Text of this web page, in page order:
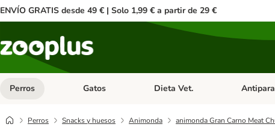
ENVÍO GRATIS desde 49 € | Solo 1,99 € a partir de 29 €
Perros Menú de categoria abierto: Perros
Gatos Menú de categoria abierto: Gatos
Dieta Vet. Menú de
Perros Snacks y huesos Animonda animonda Gran Carno Meat